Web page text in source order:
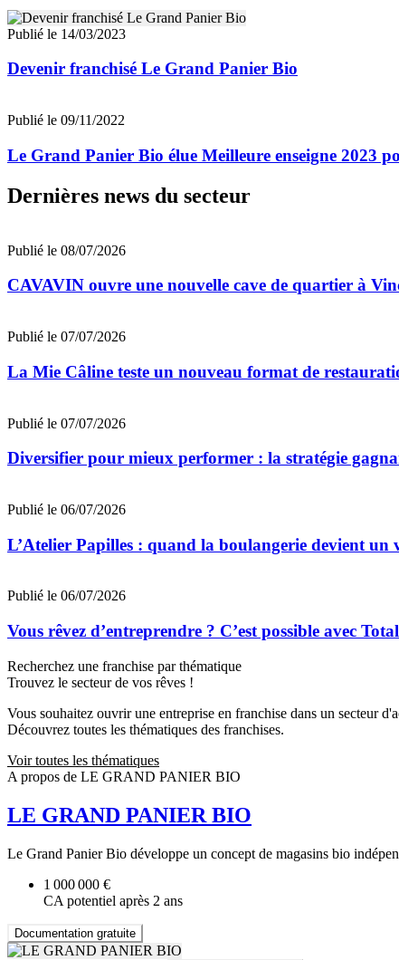
Publié le 14/03/2023
Devenir franchisé Le Grand Panier Bio
Publié le 09/11/2022
Le Grand Panier Bio élue Meilleure enseigne 2023
Dernières news du secteur
Publié le 08/07/2026
CAVAVIN ouvre une nouvelle cave de quartier à
Publié le 07/07/2026
La Mie Câline teste un nouveau format de
Publié le 07/07/2026
Diversifier pour mieux performer : la stratégie
Publié le 06/07/2026
L’Atelier Papilles : quand la boulangerie devient un
Publié le 06/07/2026
Vous rêvez d’entreprendre ? C’est possible avec
Recherchez une franchise par thématique
Trouvez le secteur de vos rêves !
Vous souhaitez ouvrir une entreprise en franchise dans un secteur
Découvrez toutes les thématiques des franchises.
Voir toutes les thématiques
A propos de LE GRAND PANIER BIO
LE GRAND PANIER BIO
Le Grand Panier Bio développe un concept de magasins bio
1 000 000 €
CA potentiel après 2 ans
Documentation gratuite